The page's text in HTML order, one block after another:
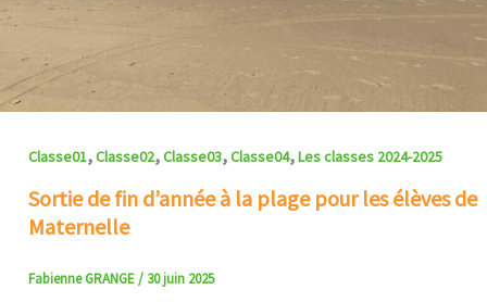
Classe01,Classe02,Classe03,Classe04,Les classes 2024-2025
Sortie de fin d’année à la plage pour les élèves de
Maternelle
Fabienne GRANGE/ 30 juin 2025